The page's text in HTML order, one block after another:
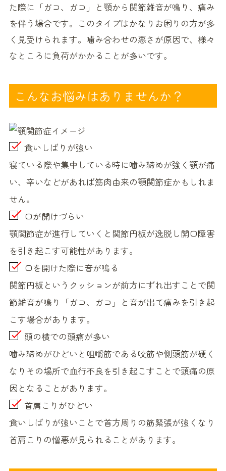
た際に「ガコ、ガコ」と顎から関節雑音が鳴り、痛み
を伴う場合です。このタイプはかなりお困りの方が多
く見受けられます。噛み合わせの悪さが原因で、様々
なところに負荷がかかることが多いです。
こんなお悩みはありませんか？
食いしばりが強い
寝ている際や集中している時に噛み締めが強く顎が痛
い、辛いなどがあれば筋肉由来の顎関節症かもしれま
せん。
口が開けづらい
顎関節症が進行していくと関節円板が逸脱し開口障害
を引き起こす可能性があります。
口を開けた際に音が鳴る
関節円板というクッションが前方にずれ出すことで関
節雑音が鳴り「ガコ、ガコ」と音が出て痛みを引き起
こす場合があります。
頭の横での頭痛が多い
噛み締めがひどいと咀嚼筋である咬筋や側頭筋が硬く
なりその場所で血行不良を引き起こすことで頭痛の原
因となることがあります。
首肩こりがひどい
食いしばりが強いことで首方周りの筋緊張が強くなり
首肩こりの憎悪が見られることがあります。